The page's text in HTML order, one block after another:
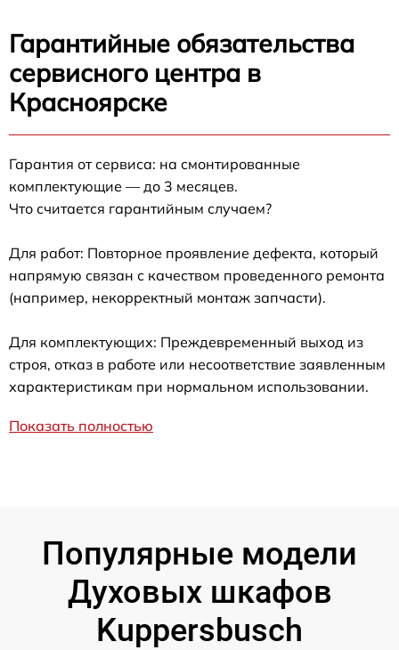
Гарантийные обязательства
сервисного центра в
Красноярске
Гарантия от сервиса: на смонтированные
комплектующие — до 3 месяцев.
Что считается гарантийным случаем?
Для работ: Повторное проявление дефекта, который
напрямую связан с качеством проведенного ремонта
(например, некорректный монтаж запчасти).
Для комплектующих: Преждевременный выход из
строя, отказ в работе или несоответствие заявленным
характеристикам при нормальном использовании.
Показать полностью
Популярные модели
Духовых шкафов
Kuppersbusch